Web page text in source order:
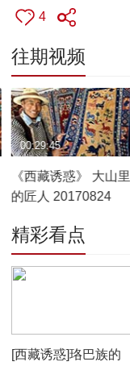
4
往期视频
《西藏诱惑》 大山里
的匠人 20170824
00:29:45
精彩看点
[西藏诱惑]珞巴族的